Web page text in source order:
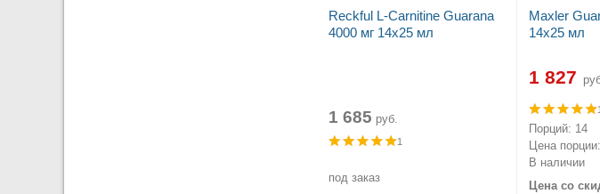
Reckful L-Carnitine Guarana
4000 мг 14x25 мл
1 685 руб.
1
под заказ
Maxler
14x25 мл
1 827
1
Порций: 14
Цена
В наличии
Цена со